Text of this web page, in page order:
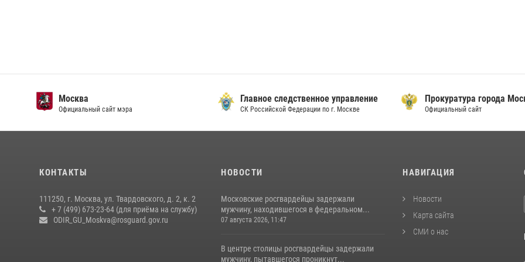
Москва
Официальный сайт мэра
Главное следственное управление
СК Российской Федерации по г. Москве
Прокуратура города
Официальный сайт
КОНТАКТЫ
111250, г. Москва, ул. Твардовского, д. 2, к. 2
+ 7 (499) 673-23-64 (для приёма на службу)
ODIR_GU_Moskva@rosguard.gov.ru
НОВОСТИ
Московские росгвардейцы задержали
мужчину, находившегося в федеральном...
07 августа 2026, 11:47
В центре столицы росгвардейцы задержали
мужчину, пытавшегося проникнут...
НАВИГАЦИЯ
Новости
Карта сайта
СМИ о нас